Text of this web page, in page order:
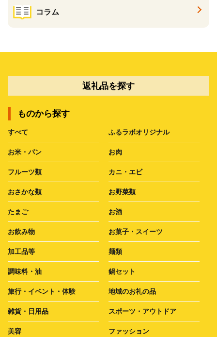
コラム
返礼品を探す
ものから探す
すべて ふるラボオリジナル
お米・パン お肉
フルーツ類 カニ・エビ
おさかな類 お野菜類
たまご お酒
お飲み物 お菓子・スイーツ
加工品等 麺類
調味料・油 鍋セット
旅行・イベント・体験 地域のお礼の品
雑貨・日用品 スポーツ・アウトドア
美容 ファッション